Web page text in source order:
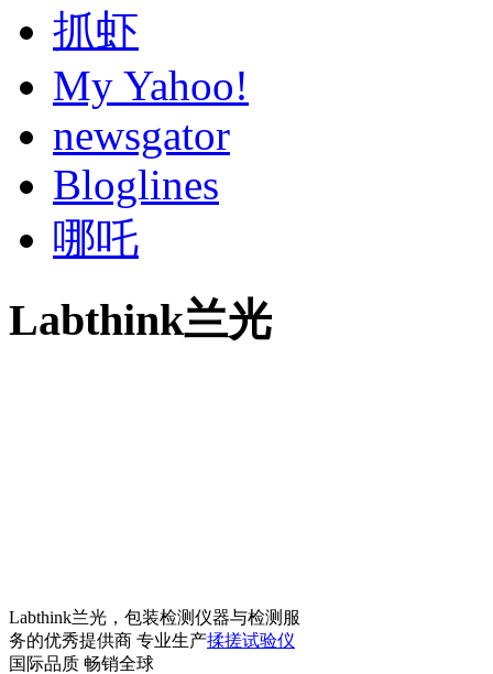
抓虾
My Yahoo!
newsgator
Bloglines
哪吒
Labthink兰光
Labthink兰光，包装检测仪器与检测服
务的优秀提供商 专业生产揉搓试验仪
国际品质 畅销全球